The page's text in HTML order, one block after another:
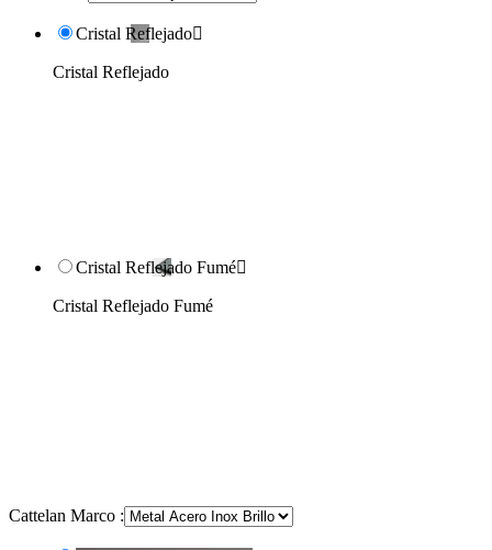
Cristal Reflejado
Cristal Reflejado
Cristal Reflejado Fumé
Cristal Reflejado Fumé
Cattelan Marco :